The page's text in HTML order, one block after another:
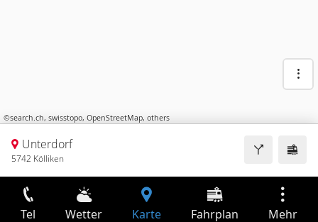
©search.ch, swisstopo, OpenStreetMap, others
Unterdorf
5742 Kölliken
Tel Wetter Karte Fahrplan Mehr